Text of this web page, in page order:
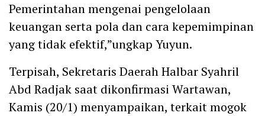
Pemerintahan mengenai pengelolaan
keuangan serta pola dan cara kepemimpinan
yang tidak efektif,”ungkap Yuyun.
Terpisah, Sekretaris Daerah Halbar Syahril
Abd Radjak saat dikonfirmasi Wartawan,
Kamis (20/1) menyampaikan, terkait mogok